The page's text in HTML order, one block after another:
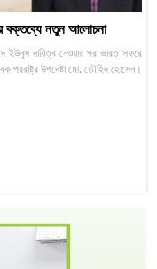
বক্তব্যে নতুন আলোচনা
ইউনূস দায়িত্ব নেওয়ার পর ভারত সফরে
পররাষ্ট্র উপদেষ্টা মো. তৌহিদ হোসেন।